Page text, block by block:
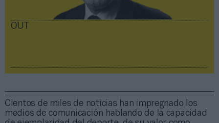
OUT
Cientos de miles de noticias han impregnado los
medios de comunicación hablando de la capacidad